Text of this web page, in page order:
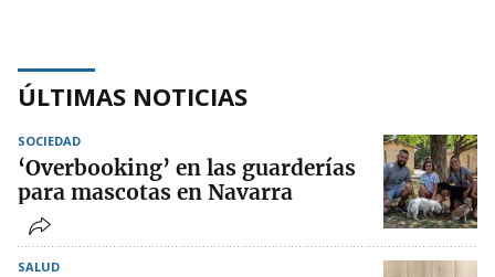
ÚLTIMAS NOTICIAS
SOCIEDAD
‘Overbooking’ en las guarderías
para mascotas en Navarra
SALUD